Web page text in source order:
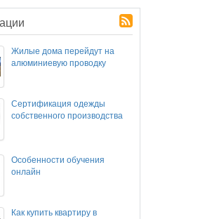
Жилые дома перейдут на
алюминиевую проводку
Сертификация одежды
собственного производства
Особенности обучения
онлайн
Как купить квартиру в